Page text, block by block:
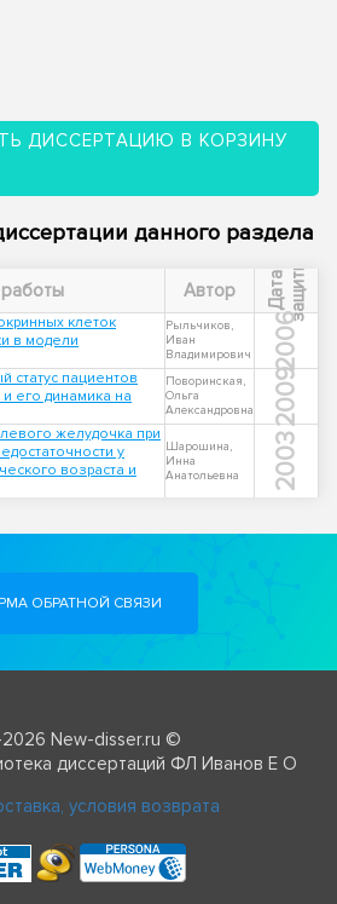
ДИССЕРТАЦИЮ В КОРЗИНУ
данного раздела
Автор Д
а
т
а
з
а
щ
и
т ы
клеток
в модели
Рыльчиков,
Иван
Владимирович
2006
статус пациентов
и его динамика на
Поворинская,
Ольга
Александровна
2009
желудочка при
у
возраста и
Шарошина,
Инна
Анатольевна
2003
ОБРАТНОЙ СВЯЗИ
2026 New-disser.ru ©
диссертаций ФЛ Иванов Е О
условия возврата